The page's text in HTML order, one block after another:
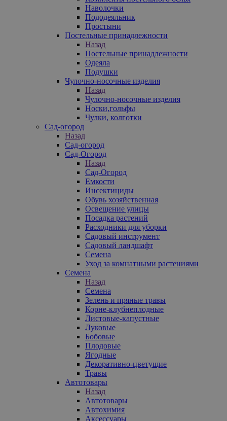
Наволочки
Пододеяльник
Простыни
Постельные принадлежности
Назад
Постельные принадлежности
Одеяла
Подушки
Чулочно-носочные изделия
Назад
Чулочно-носочные изделия
Носки,гольфы
Чулки, колготки
Сад-огород
Назад
Сад-огород
Сад-Огород
Назад
Сад-Огород
Емкости
Инсектициды
Обувь хозяйственная
Освещение улицы
Посадка растений
Расходники для уборки
Садовый инструмент
Садовый ландшафт
Семена
Уход за комнатными растениями
Семена
Назад
Семена
Зелень и пряные травы
Корне-клубнеплодные
Листовые-капустные
Луковые
Бобовые
Плодовые
Ягодные
Декоративно-цветущие
Травы
Автотовары
Назад
Автотовары
Автохимия
Аксессуары